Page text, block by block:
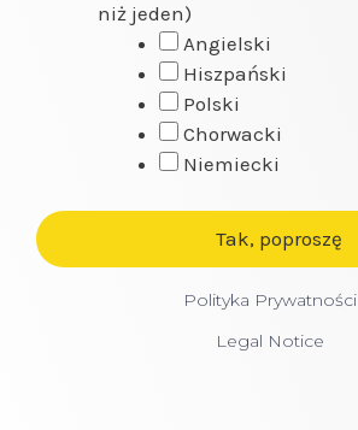
niż jeden)
Angielski
Hiszpański
Polski
Chorwacki
Niemiecki
Polityka Prywatności
Legal Notice